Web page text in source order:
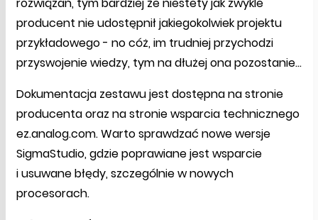
producent nie udostępnił jakiegokolwiek projektu
przykładowego - no cóż, im trudniej przychodzi
przyswojenie wiedzy, tym na dłużej ona pozostanie...
Dokumentacja zestawu jest dostępna na stronie
producenta oraz na stronie wsparcia technicznego
ez.analog.com. Warto sprawdzać nowe wersje
SigmaStudio, gdzie poprawiane jest wsparcie
i usuwane błędy, szczególnie w nowych
procesorach.